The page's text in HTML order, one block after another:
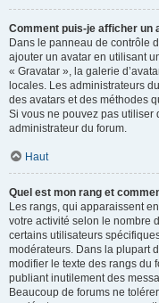
Comment puis-je afficher un
Dans le panneau de contrôle
ajouter un avatar en utilisant
« Gravatar », la galerie
locales. Les administrateurs
des avatars et des méthodes
Si vous ne pouvez pas utiliser
administrateur du forum.
Haut
Quel est mon rang et
Les rangs, qui apparaissent
votre activité selon le nombre
certains utilisateurs
modérateurs. Dans la plupart
modifier le texte des rangs du
publiant inutilement des
Beaucoup de forums ne